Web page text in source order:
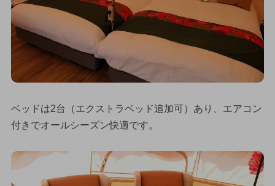
ベッドは2台（エクストラベッド追加可）あり、エアコン
付きでオールシーズン快適です。